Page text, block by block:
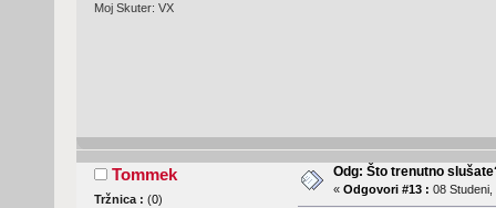
Moj Skuter: VX
Tommek
Tržnica : (0)
Odg: Što trenutno
« Odgovori #13 : 08